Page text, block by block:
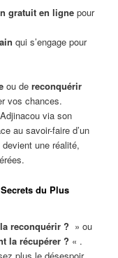
gratuit en lignepour
qui s’engage pour
ou dereconquérir
vos chances.
Adjinacou via son
au savoir-faire d’un
devient une réalité,
du Plus
reconquérir ? » ou
la récupérer ? « .